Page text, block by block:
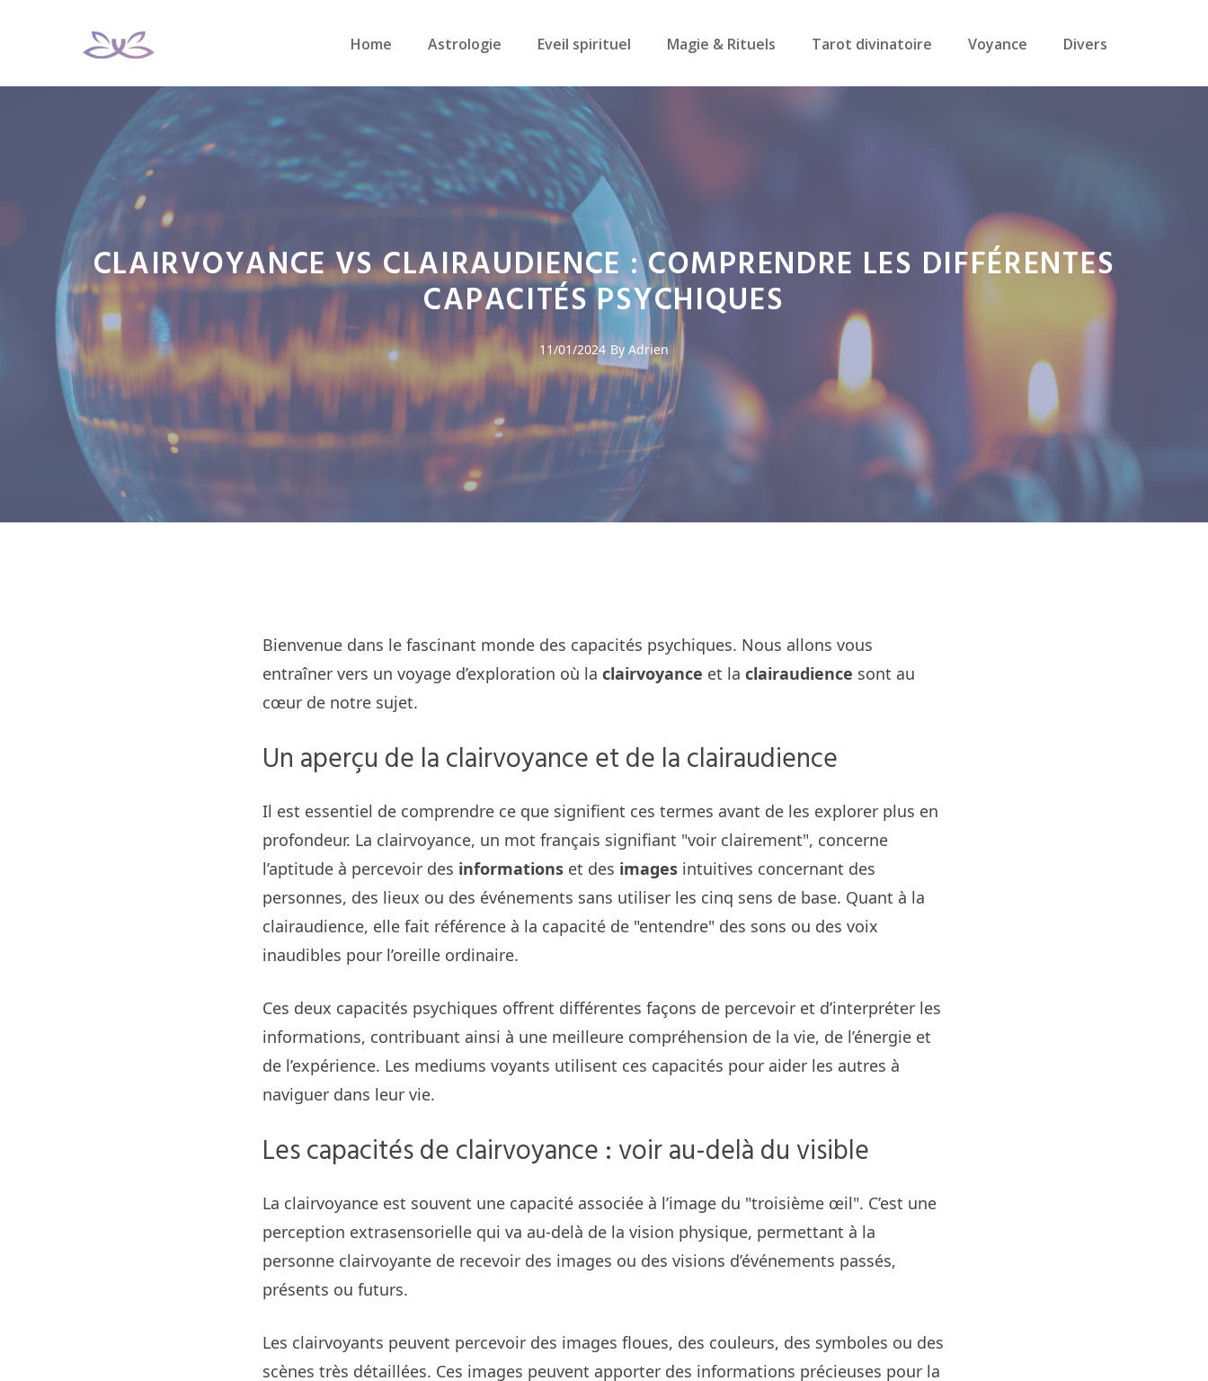
Home Astrologie Eveil spirituel Magie & Rituels Tarot divinatoire Voyance Divers
CLAIRVOYANCE VS CLAIRAUDIENCE : COMPRENDRE LES DIFFÉRENTES
CAPACITÉS PSYCHIQUES
11/01/2024 By Adrien
Bienvenue dans le fascinant monde des capacités psychiques. Nous allons vous
entraîner vers un voyage d’exploration où la clairvoyance et la clairaudience sont au
cœur de notre sujet.
Un aperçu de la clairvoyance et de la clairaudience
Il est essentiel de comprendre ce que signifient ces termes avant de les explorer plus en
profondeur. La clairvoyance, un mot français signifiant "voir clairement", concerne
l’aptitude à percevoir des informations et des images intuitives concernant des
personnes, des lieux ou des événements sans utiliser les cinq sens de base. Quant à la
clairaudience, elle fait référence à la capacité de "entendre" des sons ou des voix
inaudibles pour l’oreille ordinaire.
Ces deux capacités psychiques offrent différentes façons de percevoir et d’interpréter les
informations, contribuant ainsi à une meilleure compréhension de la vie, de l’énergie et
de l’expérience. Les mediums voyants utilisent ces capacités pour aider les autres à
naviguer dans leur vie.
Les capacités de clairvoyance : voir au-delà du visible
La clairvoyance est souvent une capacité associée à l’image du "troisième œil". C’est une
perception extrasensorielle qui va au-delà de la vision physique, permettant à la
personne clairvoyante de recevoir des images ou des visions d’événements passés,
présents ou futurs.
Les clairvoyants peuvent percevoir des images floues, des couleurs, des symboles ou des
scènes très détaillées. Ces images peuvent apporter des informations précieuses pour la